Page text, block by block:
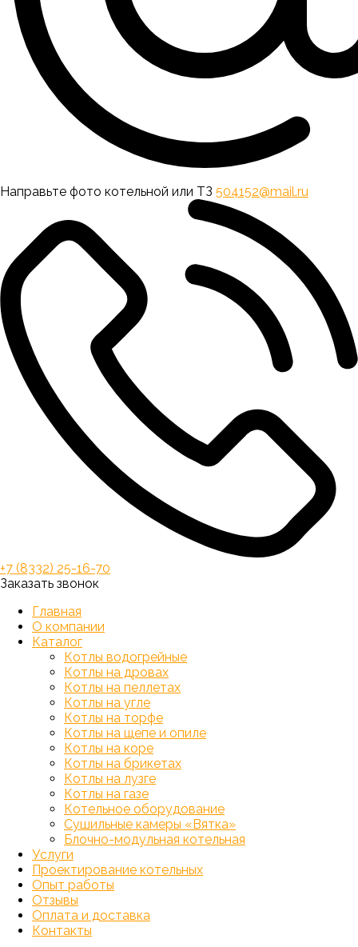
Направьте фото котельной или ТЗ 504152@mail.ru
+7 (8332) 25-16-70
Заказать звонок
Главная
О компании
Каталог
Котлы водогрейные
Котлы на дровах
Котлы на пеллетах
Котлы на угле
Котлы на торфе
Котлы на щепе и опиле
Котлы на коре
Котлы на брикетах
Котлы на лузге
Котлы на газе
Котельное оборудование
Сушильные камеры «Вятка»
Блочно-модульная котельная
Услуги
Проектирование котельных
Опыт работы
Отзывы
Оплата и доставка
Контакты